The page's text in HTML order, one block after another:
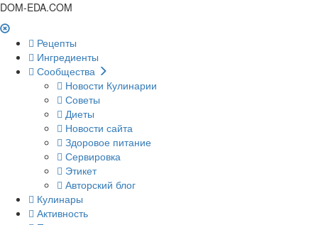
DOM-EDA.COM
Рецепты
Ингредиенты
Сообщества
Новости Кулинарии
Советы
Диеты
Новости сайта
Здоровое питание
Сервировка
Этикет
Авторский блог
Кулинары
Активность